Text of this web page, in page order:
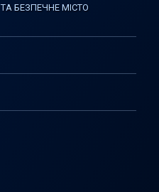
БЕЗПЕЧНЕ МІСТО